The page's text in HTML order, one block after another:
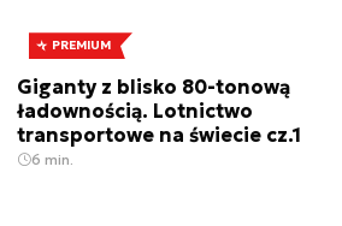
PREMIUM
Giganty z blisko 80-tonową
ładownością. Lotnictwo
transportowe na świecie cz.1
6 min.